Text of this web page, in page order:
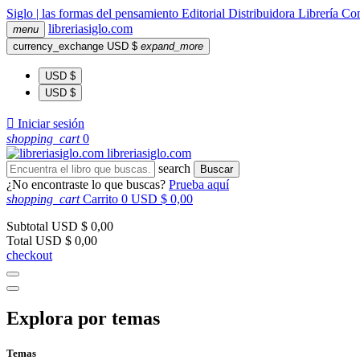
Siglo | las formas del pensamiento Editorial Distribuidora Librería
menu libreriasiglo.com
currency_exchange USD $ expand_more
USD $
USD $
 Iniciar sesión
shopping_cart 0
libreriasiglo.com
search
Buscar
¿No encontraste lo que buscas? Prueba aquí
shopping_cart Carrito 0 USD $ 0,00
Subtotal USD $ 0,00
Total USD $ 0,00
checkout
Explora por temas
Temas